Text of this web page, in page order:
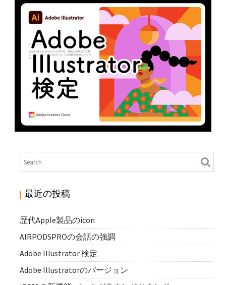
AIRPODSPROの会話の強調
N 未分類
ADOBE ILLUSTRATOR 検定
N
最近の投稿
歴代Apple製品のicon
AIRPODSPROの会話の強調
Adobe Illustrator 検定
Adobe Illustratorのバージョン